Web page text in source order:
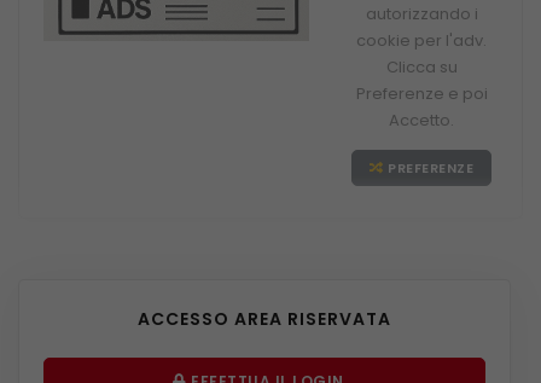
ACCESSO AREA RISERVATA
autorizzando i
cookie per l'adv.
Clicca su
Preferenze e poi
Accetto.
PREFERENZE